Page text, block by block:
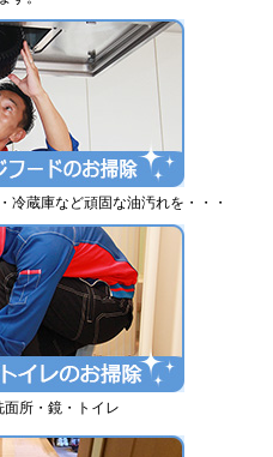
冷蔵庫など頑固な油汚れを・・・
所・鏡・トイレ